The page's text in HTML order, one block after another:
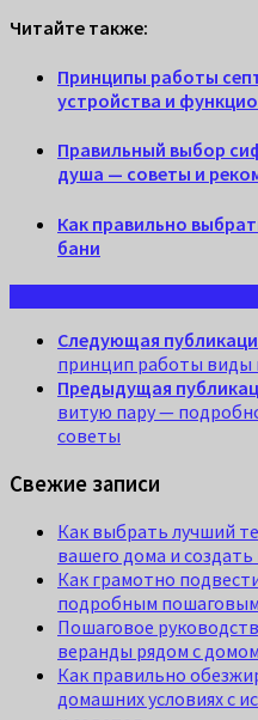
Читайте также:
Принципы работы
устройства и
Правильный выбор
душа — советы и
Как правильно
бани
Следующая
принцип работы виды
Предыдущая
витую пару —
советы
Свежие записи
Как выбрать лучший
вашего дома и
Как грамотно
подробным
Пошаговое
веранды рядом с домом
Как правильно
домашних условиях с